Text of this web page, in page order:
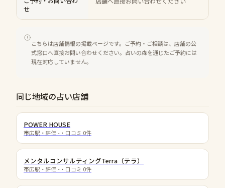
せ
こちらは店舗情報の掲載ページです。ご予約・ご相談は、店舗の公
式窓口へ直接お問い合わせください。占いの森を通じたご予約には
現在対応していません。
同じ地域の占い店舗
POWER HOUSE
帯広駅 ・評価 - ・口コミ 0件
メンタルコンサルティングTerra（テラ）
帯広駅 ・評価 - ・口コミ 0件